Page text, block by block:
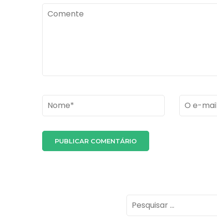
Comente
Name* Email *
Pesquisar
por: